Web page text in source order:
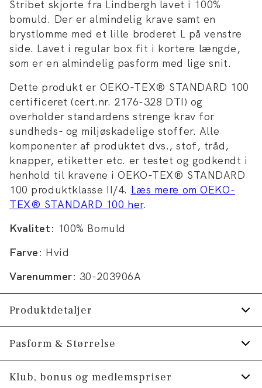
Stribet skjorte fra Lindbergh lavet i 100%
bomuld. Der er almindelig krave samt en
brystlomme med et lille broderet L på venstre
side. Lavet i regular box fit i kortere længde,
som er en almindelig pasform med lige snit.
Dette produkt er OEKO-TEX® STANDARD 100
certificeret (cert.nr. 2176-328 DTI) og
overholder standardens strenge krav for
sundheds- og miljøskadelige stoffer. Alle
komponenter af produktet dvs., stof, tråd,
knapper, etiketter etc. er testet og godkendt i
henhold til kravene i OEKO-TEX® STANDARD
100 produktklasse II/4. Læs mere om OEKO-
TEX® STANDARD 100 her.
Kvalitet: 100% Bomuld
Farve: Hvid
Varenummer: 30-203906A
Produktdetaljer
Certificeret med OEKO-TEX® STANDARD
100.
Fremstillet i 100% bomuld.
Pasform & Størrelse
Fit:Cropped length,Regular box fit
Klub, bonus og medlemspriser